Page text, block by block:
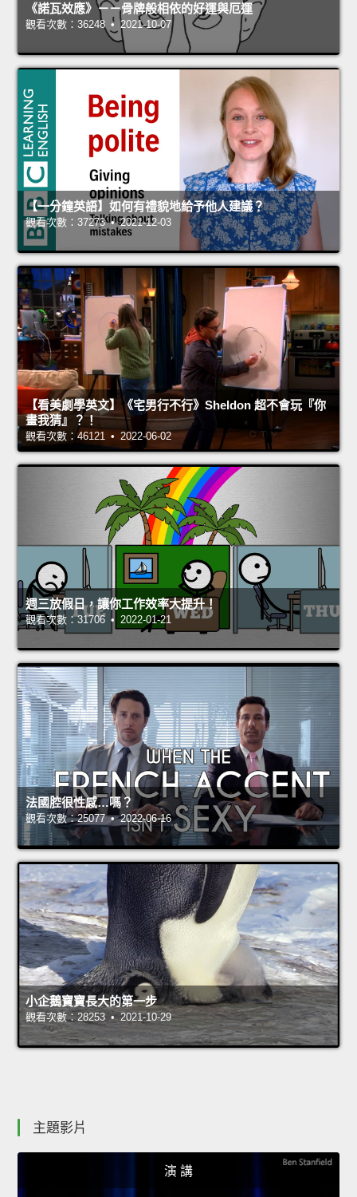
《諾瓦效應》－－骨牌般相依的好運與厄運
觀看次數：36248 • 2021-10-07
【一分鐘英語】如何有禮貌地給予他人建議？
觀看次數：37273 • 2021-12-03
【看美劇學英文】《宅男行不行》Sheldon 超不會玩『你
畫我猜』？！
觀看次數：46121 • 2022-06-02
週三放假日，讓你工作效率大提升！
觀看次數：31706 • 2022-01-21
法國腔很性感…嗎？
觀看次數：25077 • 2022-06-16
小企鵝寶寶長大的第一步
觀看次數：28253 • 2021-10-29
主題影片
演 講